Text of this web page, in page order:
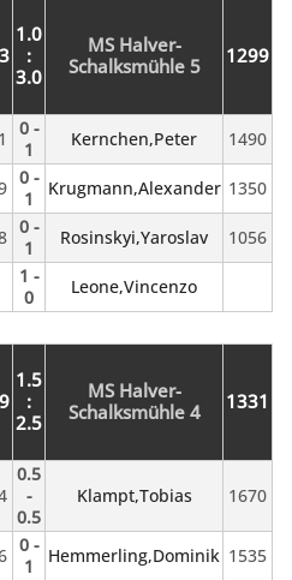
1.0
:
3.0
MS Halver-
Schalksmühle 5
1299
0 -
1
Kernchen,Peter 1490
0 -
1
Krugmann,Alexander 1350
0 -
1
Rosinskyi,Yaroslav 1056
1 -
0
Leone,Vincenzo
1.5
:
2.5
MS Halver-
Schalksmühle 4
1331
0.5
-
0.5
Klampt,Tobias 1670
0 -
1
Hemmerling,Dominik 1535